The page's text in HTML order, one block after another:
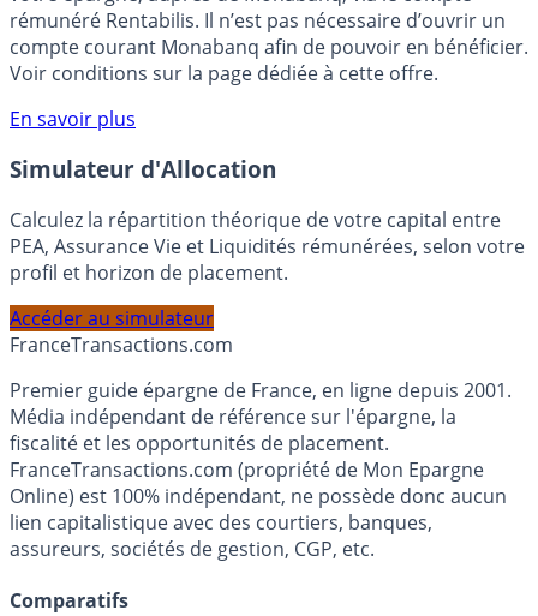
Bénéficiez de cette offre de placement sans risque pour
votre épargne, auprès de Monabanq, via le compte
rémunéré Rentabilis. Il n’est pas nécessaire d’ouvrir un
compte courant Monabanq afin de pouvoir en bénéficier.
Voir conditions sur la page dédiée à cette offre.
En savoir plus
Simulateur d'Allocation
Calculez la répartition théorique de votre capital entre
profil et horizon de placement.
FranceTransactions.com
Premier guide épargne de France, en ligne depuis 2001.
Média indépendant de référence sur l'épargne, la
fiscalité et les opportunités de placement.
FranceTransactions.com (propriété de Mon Epargne
Online) est 100% indépendant, ne possède donc aucun
assureurs, sociétés de gestion, CGP, etc.